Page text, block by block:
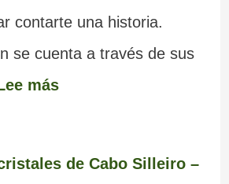
contarte una historia.
se cuenta a través de sus
más
de Cabo Silleiro –